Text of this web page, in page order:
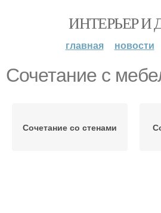
ИНТЕРЬЕР И
главная новости
Сочетание с
Сочетание со стенами